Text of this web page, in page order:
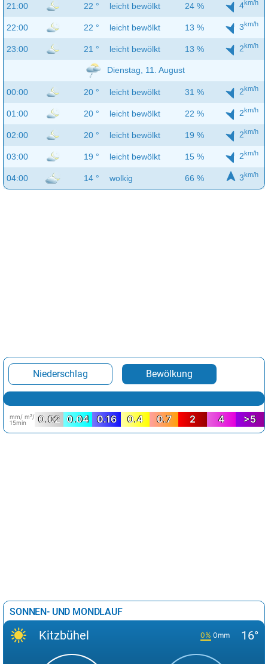
21:00 22 ° leicht bewölkt 24 % 4km/h
22:00 22 ° leicht bewölkt 13 % 3km/h
23:00 21 ° leicht bewölkt 13 % 2km/h
Dienstag, 11. August
00:00 20 ° leicht bewölkt 31 % 2km/h
01:00 20 ° leicht bewölkt 22 % 2km/h
02:00 20 ° leicht bewölkt 19 % 2km/h
03:00 19 ° leicht bewölkt 15 % 2km/h
04:00 14 ° wolkig 66 % 3km/h
Niederschlag Bewölkung
mm/ m²/
15min
0.02 0.04 0.16 0.4 0.7 2 4 >5
SONNEN- UND MONDLAUF
Kitzbühel 0% 0mm 16°